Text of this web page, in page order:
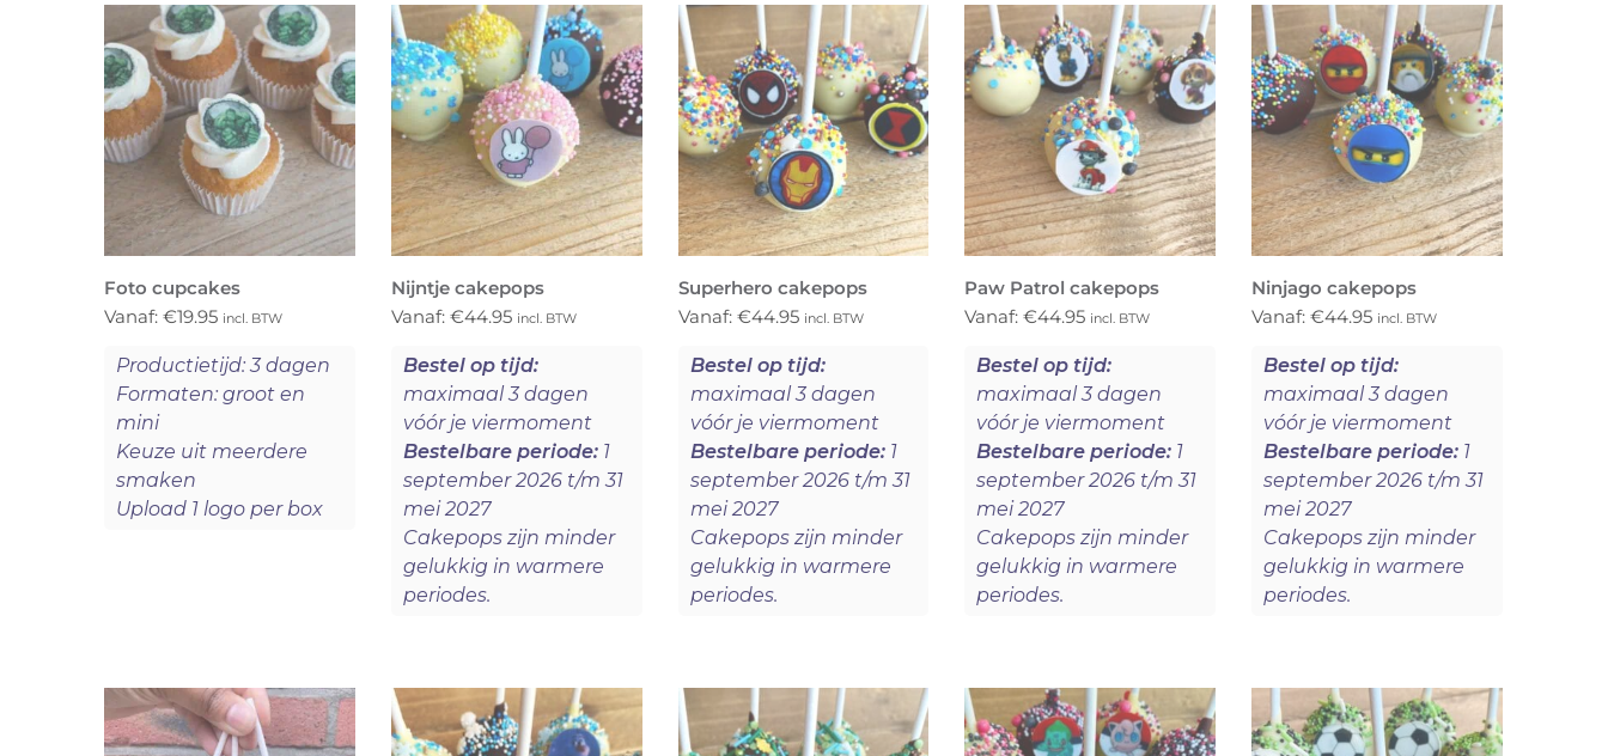
Foto cupcakes
Vanaf: €19.95 incl. BTW
Productietijd: 3 dagen
Formaten: groot en
mini
Keuze uit meerdere
smaken
Upload 1 logo per box
Nijntje cakepops
Vanaf: €44.95 incl. BTW
Bestel op tijd:
maximaal 3 dagen
vóór je viermoment
Bestelbare periode:1
september 2026 t/m 31
mei 2027
Cakepops zijn minder
gelukkig in warmere
periodes.
Superhero cakepops
Vanaf: €44.95 incl. BTW
Bestel op tijd:
maximaal 3 dagen
vóór je viermoment
Bestelbare periode:1
september 2026 t/m 31
mei 2027
Cakepops zijn minder
gelukkig in warmere
periodes.
Paw Patrol cakepops
Vanaf:€44.95 incl. BTW
Bestel op tijd:
maximaal 3 dagen
vóór je viermoment
Bestelbare periode: 1
september 2026 t/m 31
mei 2027
Cakepops zijn minder
gelukkig in warmere
periodes.
Ninjago cakepops
Vanaf: €44.95 incl. BTW
Bestel op tijd:
maximaal 3 dagen
vóór je viermoment
Bestelbare periode: 1
september 2026 t/m 31
mei 2027
Cakepops zijn minder
gelukkig in warmere
periodes.